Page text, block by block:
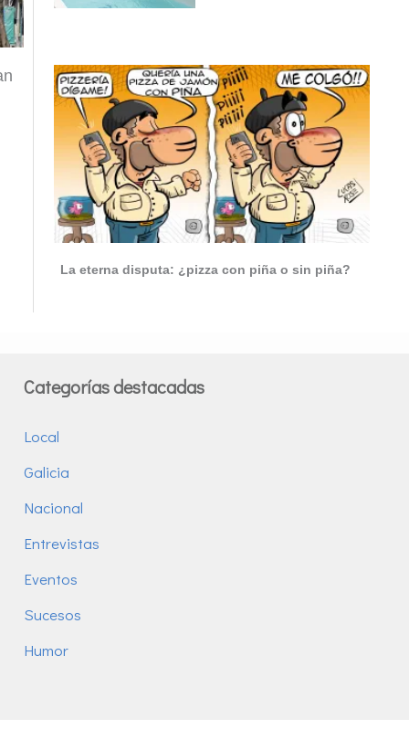
La eterna disputa: ¿pizza con piña o sin piña?
Categorías destacadas
Local
Galicia
Nacional
Entrevistas
Eventos
Sucesos
Humor